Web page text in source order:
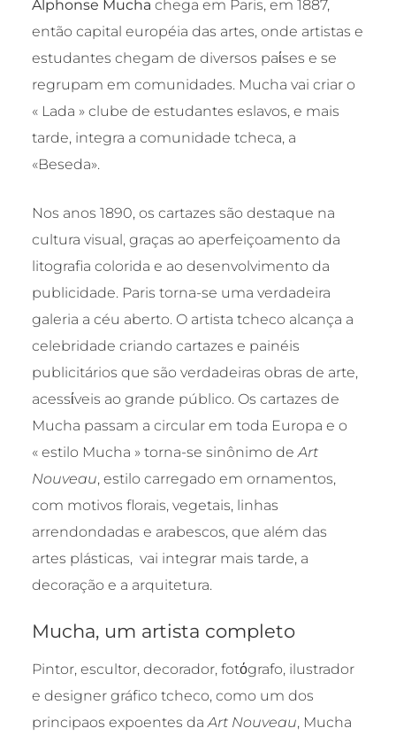
Alphonse Mucha chega em Paris, em 1887,
então capital européia das artes, onde artistas e
estudantes chegam de diversos paίses e se
regrupam em comunidades. Mucha vai criar o
« Lada » clube de estudantes eslavos, e mais
tarde, integra a comunidade tcheca, a
«Beseda».
Nos anos 1890, os cartazes são destaque na
cultura visual, graças ao aperfeiçoamento da
litografia colorida e ao desenvolvimento da
publicidade. Paris torna-se uma verdadeira
galeria a céu aberto. O artista tcheco alcança a
celebridade criando cartazes e painéis
publicitários que são verdadeiras obras de arte,
acessίveis ao grande público. Os cartazes de
Mucha passam a circular em toda Europa e o
« estilo Mucha » torna-se sinônimo deArt
Nouveau, estilo carregado em ornamentos,
com motivos florais, vegetais, linhas
arrendondadas e arabescos, que além das
artes plásticas, vai integrar mais tarde, a
decoração e a arquitetura.
Mucha, um artista completo
Pintor, escultor, decorador, fotόgrafo, ilustrador
e designer gráfico tcheco, como um dos
principaos expoentes daArt Nouveau, Mucha